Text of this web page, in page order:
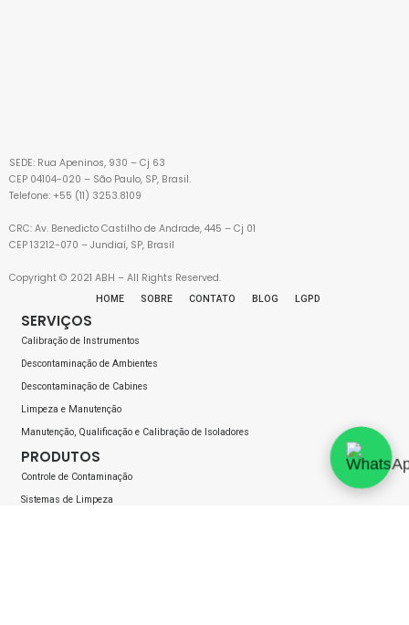
SEDE: Rua Apeninos, 930 – Cj 63
CEP 04104-020 – São Paulo, SP, Brasil.
Telefone: +55 (11) 3253.8109
CRC: Av. Benedicto Castilho de Andrade, 445 – Cj 01
CEP 13212-070 – Jundiaí, SP, Brasil
Copyright © 2021 ABH – All Rights Reserved.
HOME SOBRE CONTATO BLOG LGPD
SERVIÇOS
Calibração de Instrumentos
Descontaminação de Ambientes
Descontaminação de Cabines
Limpeza e Manutenção
Manutenção, Qualificação e Calibração de Isoladores
PRODUTOS
Controle de Contaminação
Sistemas de Limpeza